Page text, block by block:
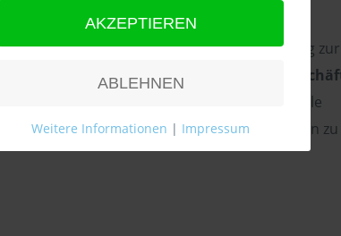
teambildenden Workshops, die regelmäßig zur
werden. Konflikte, die im
unsere Moderation entkräftet, sodass alle
und sich aktiv authentisch darin verhalten zu
AKZEPTIEREN
ABLEHNEN
Weitere Informationen | Impressum